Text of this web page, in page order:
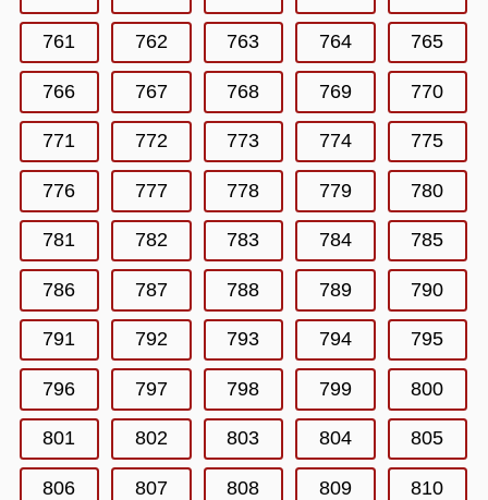
761 762 763 764 765
766 767 768 769 770
771 772 773 774 775
776 777 778 779 780
781 782 783 784 785
786 787 788 789 790
791 792 793 794 795
796 797 798 799 800
801 802 803 804 805
806 807 808 809 810